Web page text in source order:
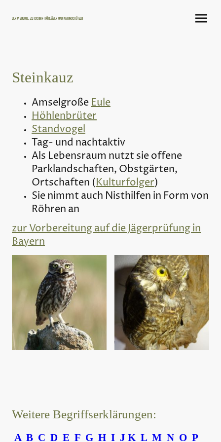
Der Jagdbote, Zeitschrift für Jäger und Naturschützer
Steinkauz
AmselgroßeEule
Höhlenbrüter
Standvogel
Tag- und nachtaktiv
Als Lebensraum nutzt sie offene
Parklandschaften, Obstgärten,
Ortschaften (Kulturfolger)
Sie nimmt auch Nisthilfen in Form von
Röhren an
zur Vorbereitung auf die Jägerprüfung in
Bayern
Weitere Begriffserklärungen:
A B C D E F G H I J K L M N O P